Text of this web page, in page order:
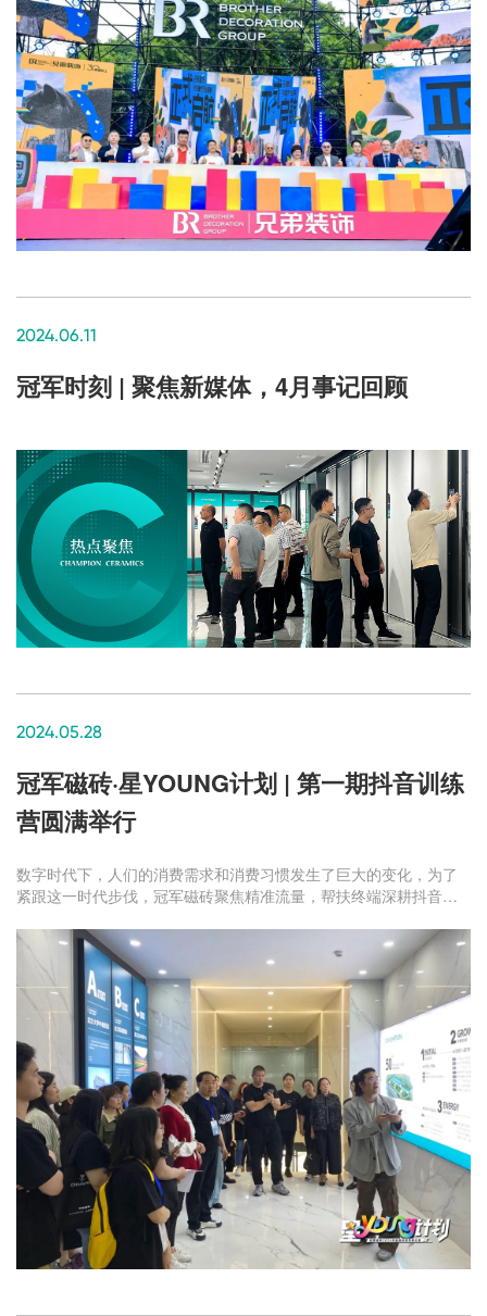
2024.06.11
冠军时刻 | 聚焦新媒体，4月事记回顾
2024.05.28
冠军磁砖·星YOUNG计划 | 第一期抖音训练
营圆满举行
数字时代下，人们的消费需求和消费习惯发生了巨大的变化，为了
紧跟这一时代步伐，冠军磁砖聚焦精准流量，帮扶终端深耕抖音同